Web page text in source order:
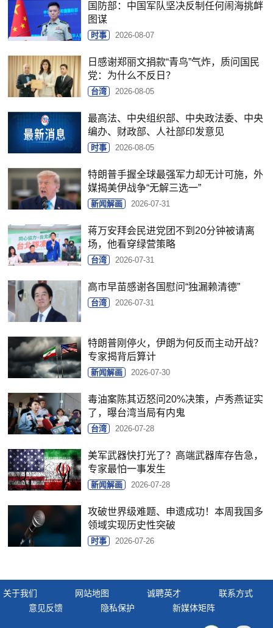
国防部：中国军队坚决反制任何闹海挑衅
图谋
时事 2026-08-07
日感谢郑丽文捐款“青鸟”气炸，质问国民
党：为什么不反日？
台湾 2026-08-05
最高法、中央组织部、中央政法委、中央
编办、财政部、人社部印发意见
时事 2026-08-05
特朗普手握全球最强军力却无计可施，外
媒揭美伊战争“无解三选一”
新闻解画 2026-07-31
蒋万安拜会民进党团不到20分钟被请离
场，他看穿绿营策略
台湾 2026-07-31
高市早苗感谢各国慰问“独漏赖清德”
台湾 2026-07-31
特朗普刚停火，伊朗为何反而主动开战？
专家揭背后算计
新闻解画 2026-07-30
毒油案陈其迈怒问20%决策，卢秀燕证实
了，曝台湾当局有内鬼
台湾 2026-07-28
美军武器快打光了？高端武器库存告急，
专家最怕一事发生
新闻解画 2026-07-28
攻破世界级难题、申遗成功！本周我国多
领域实现历史性突破
时事 2026-07-26
关于我们 网站地图 诚聘英才
联系方式
意见反馈
隐私保护 新媒体矩阵